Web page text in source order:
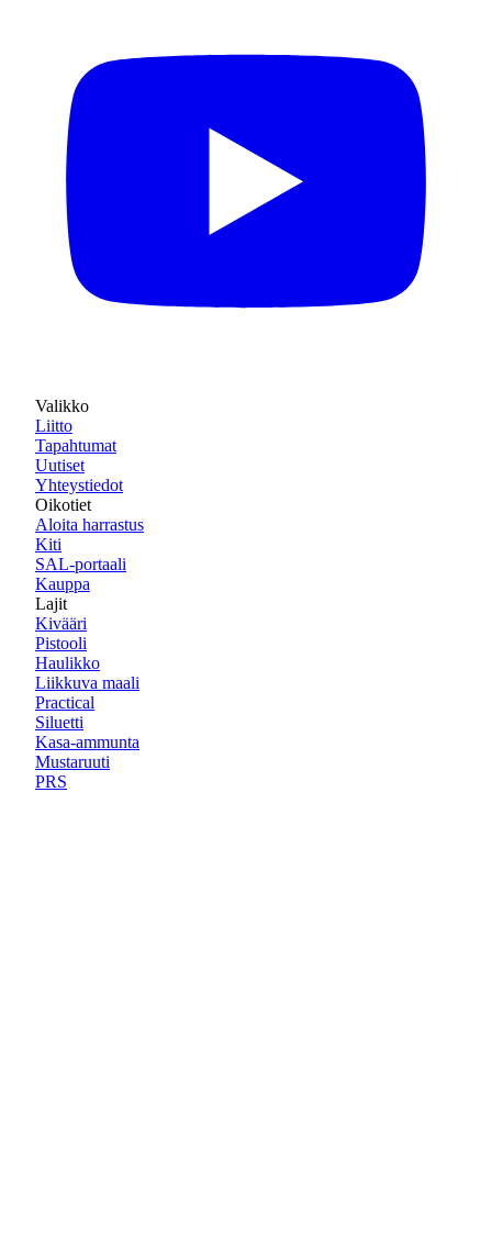
Valikko
Liitto
Tapahtumat
Uutiset
Yhteystiedot
Oikotiet
Aloita harrastus
Kiti
SAL-portaali
Kauppa
Lajit
Kivääri
Pistooli
Haulikko
Liikkuva maali
Practical
Siluetti
Kasa-ammunta
Mustaruuti
PRS